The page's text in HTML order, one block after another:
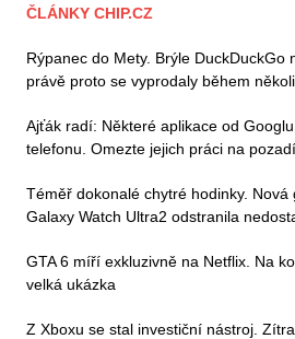
ČLÁNKY CHIP.CZ
Rýpanec do Mety. Brýle DuckDuckGo
právě proto se vyprodaly během
Ajťák radí: Některé aplikace od
telefonu. Omezte jejich práci na pozadí
Téměř dokonalé chytré hodinky. Nová
Galaxy Watch Ultra2 odstranila
GTA 6 míří exkluzivně na Netflix. Na
velká ukázka
Z Xboxu se stal investiční nástroj.